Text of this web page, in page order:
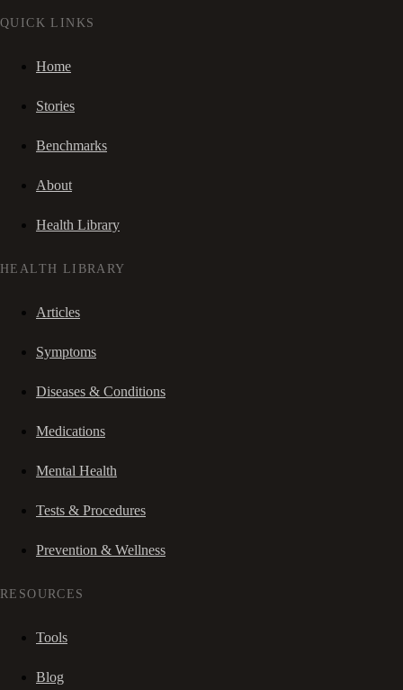
QUICK LINKS
Home
Stories
Benchmarks
About
Health Library
HEALTH LIBRARY
Articles
Symptoms
Diseases & Conditions
Medications
Mental Health
Tests & Procedures
Prevention & Wellness
RESOURCES
Tools
Blog